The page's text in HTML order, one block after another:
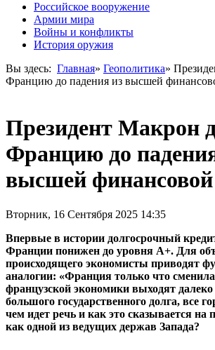
Российское вооружение
Армии мира
Войны и конфликты
История оружия
Вы здесь: Главная» Геополитика»
Францию до падения из высшей
Президент Макрон
Францию до
высшей
Вторник, 16 Сентября 2025 14:35
Впервые в истории долгосрочный
Франции понижен до уровня А+. Для
происходящего экономисты приводят
аналогии: «Франция только что
французской экономики выходят далеко
большого государственного долга, все
чем идет речь и как это сказывается
как одной из ведущих держав Запада?